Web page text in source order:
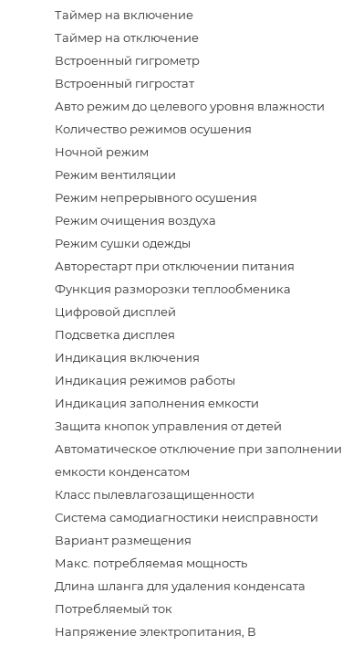
Таймер на включение
Таймер на отключение
Встроенный гигрометр
Встроенный гигростат
Авто режим до целевого уровня влажности
Количество режимов осушения
Ночной режим
Режим вентиляции
Режим непрерывного осушения
Режим очищения воздуха
Режим сушки одежды
Авторестарт при отключении питания
Функция разморозки теплообменика
Цифровой дисплей
Подсветка дисплея
Индикация включения
Индикация режимов работы
Индикация заполнения емкости
Защита кнопок управления от детей
Автоматическое отключение при заполнении
емкости конденсатом
Класс пылевлагозащищенности
Система самодиагностики неисправности
Вариант размещения
Макс. потребляемая мощность
Длина шланга для удаления конденсата
Потребляемый ток
Напряжение электропитания, В